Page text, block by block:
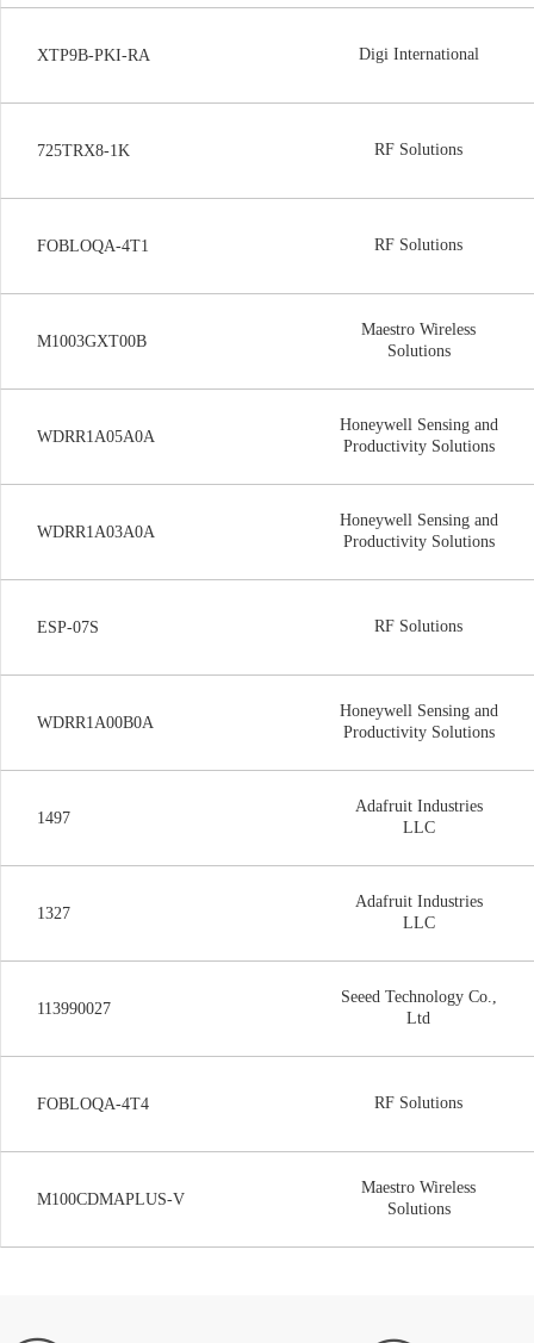
XTP9B-PKI-RA Digi International
725TRX8-1K RF Solutions
FOBLOQA-4T1 RF Solutions
M1003GXT00B
Maestro Wireless
Solutions
WDRR1A05A0A
Honeywell Sensing and
Productivity Solutions
WDRR1A03A0A
Honeywell Sensing and
Productivity Solutions
ESP-07S RF Solutions
WDRR1A00B0A
Honeywell Sensing and
Productivity Solutions
1497
Adafruit Industries
LLC
1327
Adafruit Industries
LLC
113990027
Seeed Technology Co.,
Ltd
FOBLOQA-4T4 RF Solutions
M100CDMAPLUS-V
Maestro Wireless
Solutions